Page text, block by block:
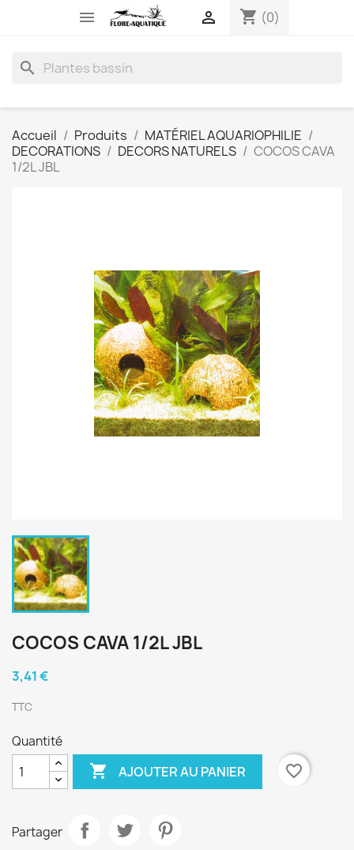
 shopping_cart (0)

search
Accueil Produits
MATÉRIEL AQUARIOPHILIE
DECORATIONS
DECORS NATURELS
COCOS CAVA
1/2L JBL
COCOS CAVA 1/2L JBL
3,41 €
TTC
Quantité
 AJOUTER AU PANIER favorite_border
Partager